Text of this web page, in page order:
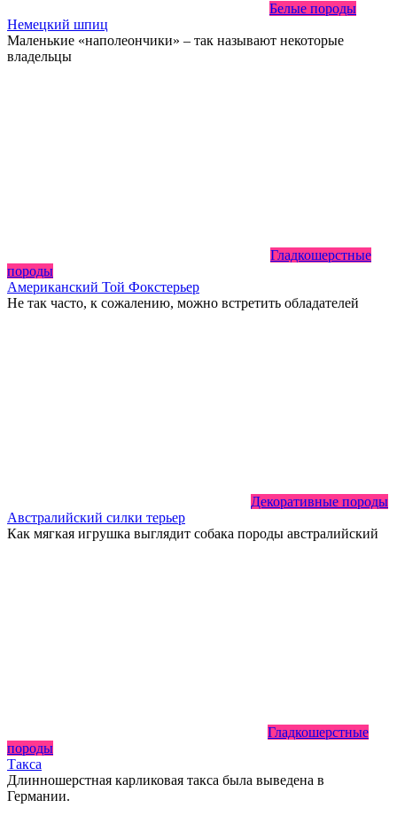
Белые породы
Немецкий шпиц
Маленькие «наполеончики» – так называют некоторые
владельцы
Гладкошерстные
породы
Американский Той Фокстерьер
Не так часто, к сожалению, можно встретить обладателей
Декоративные породы
Австралийский силки терьер
Как мягкая игрушка выглядит собака породы австралийский
Гладкошерстные
породы
Такса
Длинношерстная карликовая такса была выведена в
Германии.